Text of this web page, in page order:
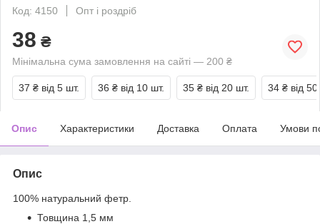
Код: 4150
Опт і роздріб
38 ₴
Мінімальна сума замовлення на сайті — 200 ₴
37 ₴ від 5 шт. 36 ₴ від 10 шт. 35 ₴ від 20 шт. 34 ₴ від
Опис Характеристики Доставка Оплата Умови
Опис
100% натуральний фетр.
Товщина 1,5 мм